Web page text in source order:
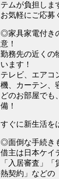
テムが負担しま
お気軽にご応募
◎家具家電付き
意！
勤務先の近くの
います！
テレビ、エアコ
機、カーテン、
どのお部屋でも
備！
すぐに新生活を
◎面倒な手続き
借主は日本ケイ
「入居審査」
熱契約」などの